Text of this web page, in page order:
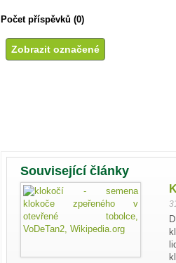
Počet příspěvků (0)
Související články